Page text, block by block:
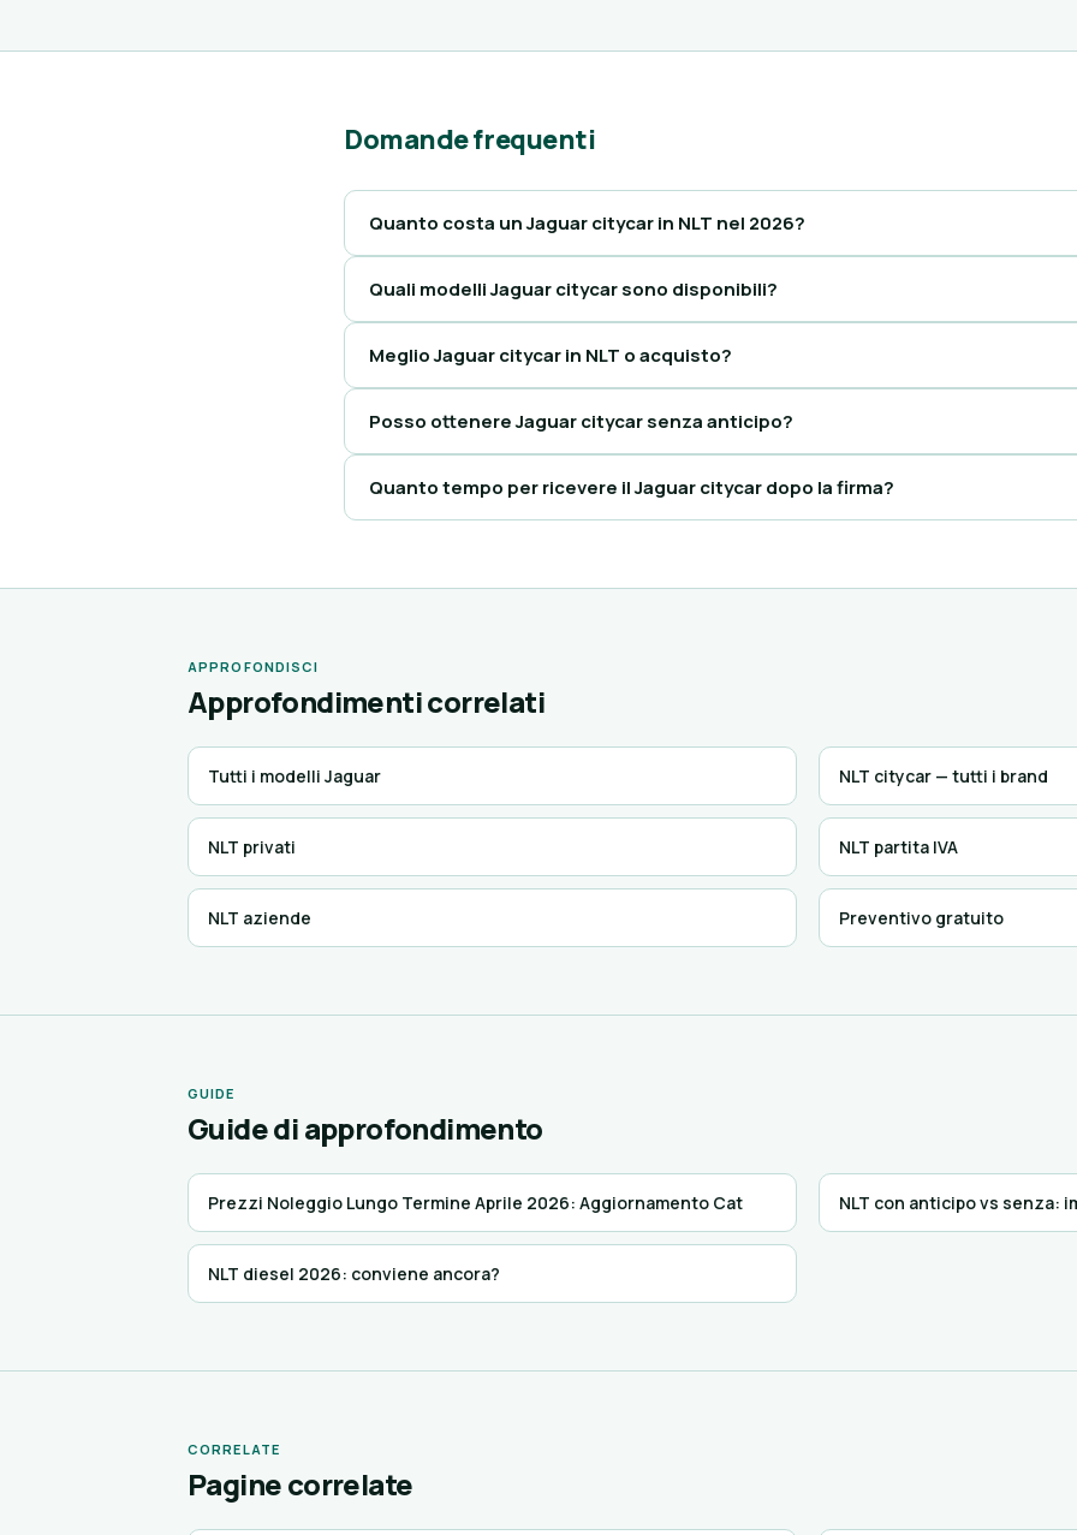
Domande frequenti
Quanto costa un Jaguar citycar in NLT nel 2026?
Quali modelli Jaguar citycar sono disponibili?
Meglio Jaguar citycar in NLT o acquisto?
Posso ottenere Jaguar citycar senza anticipo?
Quanto tempo per ricevere il Jaguar citycar dopo la firma?
APPROFONDISCI
Approfondimenti correlati
Tutti i modelli Jaguar NLT citycar — tutti i brand
NLT privati NLT partita IVA
NLT aziende Preventivo gratuito
GUIDE
Guide di approfondimento
Prezzi Noleggio Lungo Termine Aprile 2026: Aggiornamento Cat NLT con anticipo vs senza:
NLT diesel 2026: conviene ancora?
CORRELATE
Pagine correlate